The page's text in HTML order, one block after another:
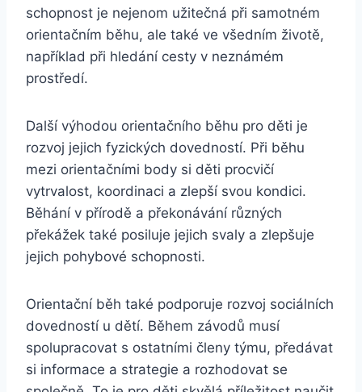
schopnost je nejenom užitečná při samotném
orientačním běhu, ale také ve všedním životě,
například při hledání cesty v neznámém
prostředí.
Další výhodou orientačního běhu pro děti je
rozvoj jejich fyzických dovedností. Při běhu
mezi orientačními body si děti procvičí
vytrvalost, koordinaci a zlepší svou kondici.
Běhání v přírodě a překonávání různých
překážek také posiluje jejich svaly a zlepšuje
jejich pohybové schopnosti.
Orientační běh také podporuje rozvoj sociálních
dovedností u dětí. Během závodů musí
spolupracovat s ostatními členy týmu, předávat
si informace a strategie a rozhodovat se